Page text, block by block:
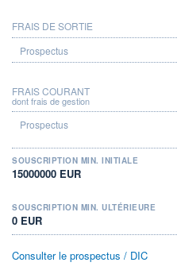
FRAIS DE SORTIE
FRAIS COURANT
dont frais de gestion
SOUSCRIPTION MIN. INITIALE
15000000 EUR
SOUSCRIPTION MIN. ULTÉRIEURE
0 EUR
Consulter le prospectus / DIC